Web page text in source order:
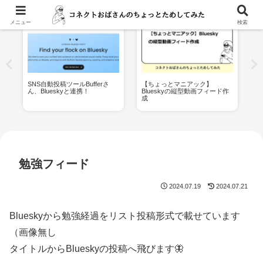
SNS自動投稿ツールBufferさ
ん、Blueskyと連携！
【ちょっとマニアック】
Blueskyの縦型動画フィード作
成
勉強フィード
2024.07.19 2024.07.21
Blueskyから勉強経過をリスト投稿形式で載せています
（画像無し
タイトルからBlueskyの投稿へ飛びます🦋
メニュー 検索